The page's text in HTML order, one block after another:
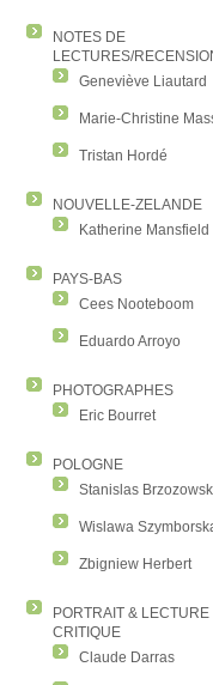
NOTES DE
LECTURES/
Geneviève Liautard
Marie-Christine
Tristan Hordé
NOUVELLE-ZELANDE
Katherine Mansfield
PAYS-BAS
Cees Nooteboom
Eduardo Arroyo
PHOTOGRAPHES
Eric Bourret
POLOGNE
Stanislas
Wislawa
Zbigniew Herbert
PORTRAIT & LECTURE
CRITIQUE
Claude Darras